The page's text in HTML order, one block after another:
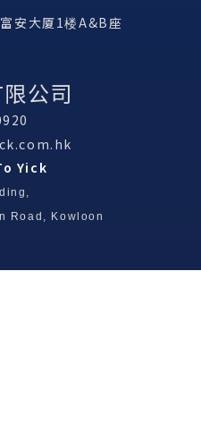
安大厦1楼A&B座
公司
Yick
Road, Kowloon